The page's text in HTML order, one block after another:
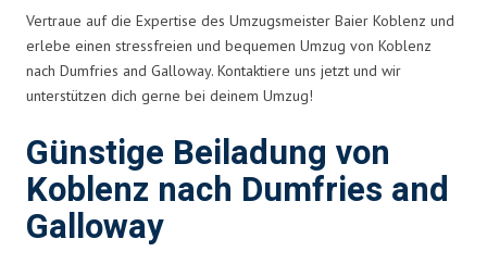
Vertraue auf die Expertise des Umzugsmeister Baier Koblenz und
erlebe einen stressfreien und bequemen Umzug von Koblenz
nach Dumfries and Galloway. Kontaktiere uns jetzt und wir
unterstützen dich gerne bei deinem Umzug!
Günstige Beiladung von
Koblenz nach Dumfries and
Galloway